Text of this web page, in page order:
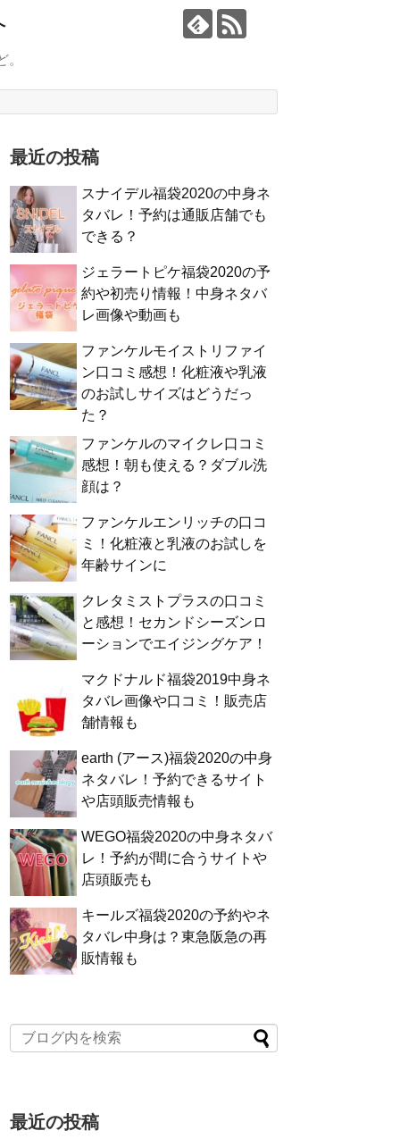
最近の投稿
スナイデル福袋2020の中身ネ
タバレ！予約は通販店舗でも
できる？
ジェラートピケ福袋2020の予
約や初売り情報！中身ネタバ
レ画像や動画も
ファンケルモイストリファイ
ン口コミ感想！化粧液や乳液
のお試しサイズはどうだっ
た？
ファンケルのマイクレ口コミ
感想！朝も使える？ダブル洗
顔は？
ファンケルエンリッチの口コ
ミ！化粧液と乳液のお試しを
年齢サインに
クレタミストプラスの口コミ
と感想！セカンドシーズンロ
ーションでエイジングケア！
マクドナルド福袋2019中身ネ
タバレ画像や口コミ！販売店
舗情報も
earth (アース)福袋2020の中身
ネタバレ！予約できるサイト
や店頭販売情報も
WEGO福袋2020の中身ネタバ
レ！予約が間に合うサイトや
店頭販売も
キールズ福袋2020の予約やネ
タバレ中身は？東急阪急の再
販情報も
最近の投稿